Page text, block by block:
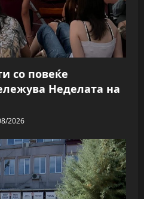
со повеќе
Неделата на
2026